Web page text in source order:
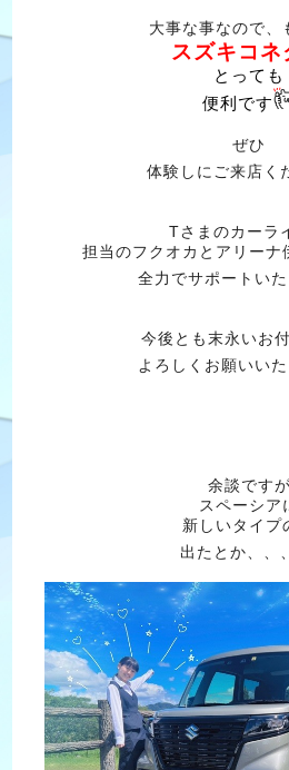
大事な事なので、
スズキコネ
とっても
便利です
ぜひ
体験しにご来店く
Tさまのカーラ
担当のフクオカとアリーナ
全力でサポートい
今後とも末永いお
よろしくお願いい
余談ですが
スペーシア
新しいタイプ
出たとか、、、